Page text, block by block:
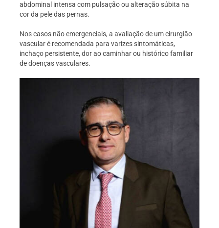
abdominal intensa com pulsação ou alteração súbita na
cor da pele das pernas.
Nos casos não emergenciais, a avaliação de um cirurgião
vascular é recomendada para varizes sintomáticas,
inchaço persistente, dor ao caminhar ou histórico familiar
de doenças vasculares.